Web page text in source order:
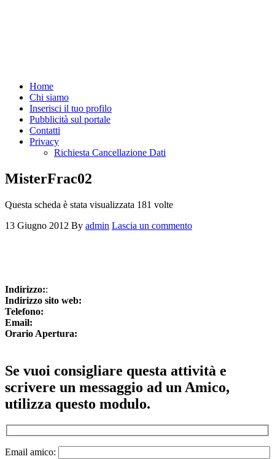
Home
Chi siamo
Inserisci il tuo profilo
Pubblicità sul portale
Contatti
Privacy
Richiesta Cancellazione Dati
MisterFrac02
Questa scheda è stata visualizzata 181 volte
13 Giugno 2012 By admin Lascia un commento
Indirizzo::
Indirizzo sito web:
Telefono:
Email:
Orario Apertura:
Se vuoi consigliare questa attività e
scrivere un messaggio ad un Amico,
utilizza questo modulo.
Email amico: